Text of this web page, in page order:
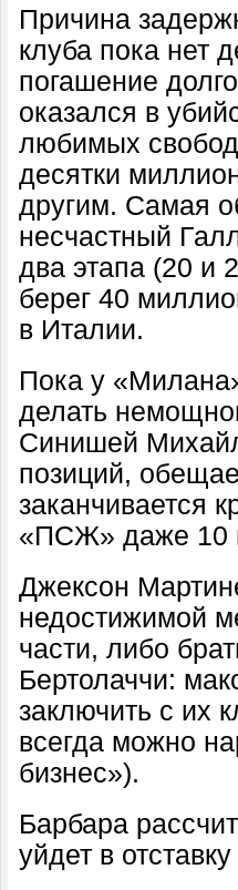
Причина
клуба пока нет
погашение
оказался в
любимых
десятки
другим. Самая
несчастный
два этапа (20 и
берег 40
в Италии.
Пока у
делать
Синишей
позиций,
заканчивается
«ПСЖ» даже 10
Джексон
недостижимой
части, либо
Бертолаччи:
заключить с их
всегда можно
бизнес»).
Барбара
уйдет в